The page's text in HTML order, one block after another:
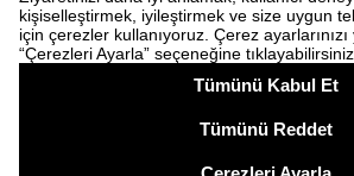
2026 ® Regnum Hotels. Tüm hakları saklıdır.
Bilgi Toplumu Hizmetleri